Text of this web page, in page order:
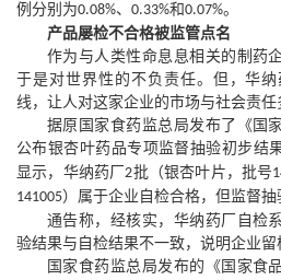
例分别为0.08%、 0.33%和0.07%。
产品屡检不合格被监管点名
作为与人类性命息息相关的制药
于是对世界性的不负责任。但，华
线，让人对这家企业的市场与社会责任
据原国家食药监总局发布了《国
公布银杏叶药品专项监督抽验初步结
显示，华纳药厂2批（银杏叶片，批号
141005）属于企业自检合格，但监督抽
通告称，经核实，华纳药厂自检
验结果与自检结果不一致，说明企业留
国家食药监总局发布的《国家食